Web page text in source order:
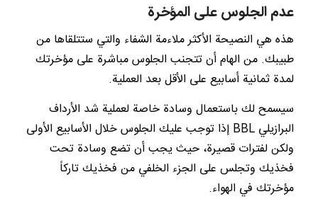
عدم الجلوس على المؤخرة
هذه هي النصيحة الأكثر ملاءمة الشفاء والتي ستتلقاها من
طبيبك. من الهام أن تتجنب الجلوس مباشرة على مؤخرتك
لمدة ثمانية أسابيع على الأقل بعد العملية.
سيسمح لك باستعمال وسادة خاصة لعملية شد الأرداف
البرازيلي BBL إذا توجب عليك الجلوس خلال الأسابيع الأولى
ولكن لفترات قصيرة، حيث يجب أن تضع وسادة تحت
فخذيك وتجلس على الجزء الخلفي من فخذيك تاركاً
مؤخرتك في الهواء.